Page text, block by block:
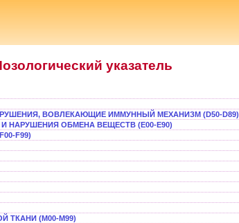
указатель
ВОВЛЕКАЮЩИЕ ИММУННЫЙ МЕХАНИЗМ (D50-D89)
НАРУШЕНИЯ ОБМЕНА ВЕЩЕСТВ (E00-E90)
F99)
(M00-M99)